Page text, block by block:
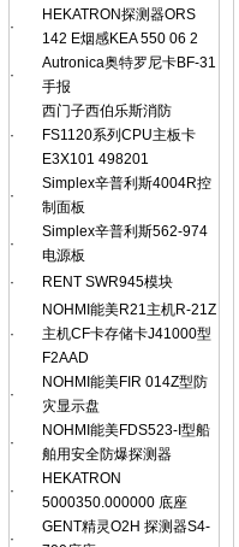
·
HEKATRON探测器ORS
142 E烟感KEA 550 06 2
·
Autronica奥特罗尼卡BF-31
手报
·
西门子西伯乐斯消防
FS1120系列CPU主板卡
E3X101 498201
·
Simplex辛普利斯4004R控
制面板
·
Simplex辛普利斯562-974
电源板
·
RENT SWR945模块
·
NOHMI能美R21主机R-21Z
主机CF卡存储卡J41000型
F2AAD
·
NOHMI能美FIR 014Z型防
灾显示盘
·
NOHMI能美FDS523-I型船
舶用安全防爆探测器
·
HEKATRON
5000350.000000 底座
·
GENT精灵O2H 探测器S4-